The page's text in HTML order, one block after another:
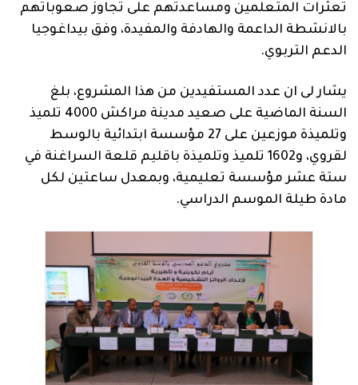
تعثرات المتعلمين ومساعدتهم على تجاوز صعوباتهم
بالانشطة الداعمة والهادفة والمفيدة، وفق بيداغوجيا
الدعم التربوي.
يشار لى ان عدد المستفيدين من هذا المشروع، بلغ
السنة الماضية على صعيد مدينة مراكش 4000 تلميذ
وتلميذة موزعين على 27 مؤسسة ابتدائية بالوسط
لقروي، و1602 تلميذ وتلميذة باقليم قلعة السراغنة في
ستة عشر مؤسسة تعليمية، وبمعدل ساعتين لكل
مادة طيلة الموسم الدراسي.